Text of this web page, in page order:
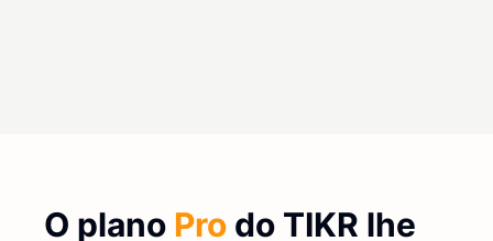
O plano Pro do TIKR lhe